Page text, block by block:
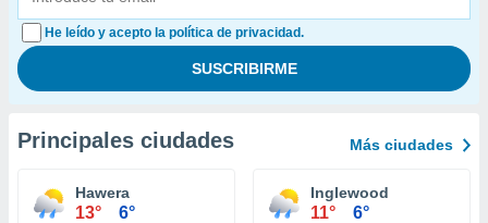
He leído y acepto la política de privacidad.
Principales ciudades Más ciudades
Hawera
13° 6°
Inglewood
11° 6°